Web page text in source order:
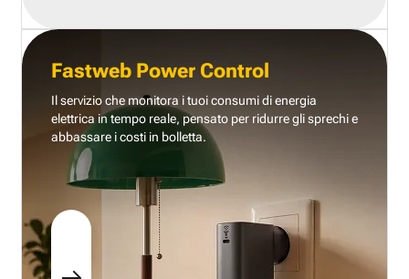
Fastweb Power Control
Il servizio che monitora i tuoi consumi di energia
elettrica in tempo reale, pensato per ridurre gli sprechi e
abbassare i costi in bolletta.